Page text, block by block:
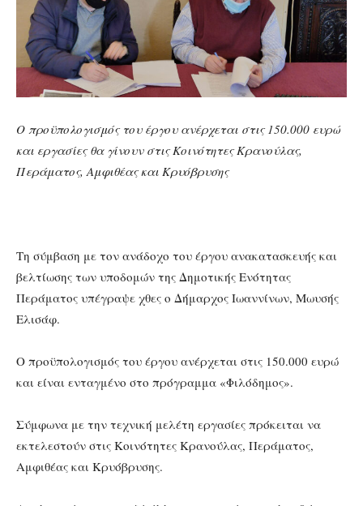
Ο προϋπολογισμός του έργου ανέρχεται στις 150.000 ευρώ
και εργασίες θα γίνουν στις Κοινότητες Κρανούλας,
Περάματος, Αμφιθέας και Κρυόβρυσης
Τη σύμβαση με τον ανάδοχο του έργου ανακατασκευής και
βελτίωσης των υποδομών της Δημοτικής Ενότητας
Περάματος υπέγραψε χθες ο Δήμαρχος Ιωαννίνων, Μωυσής
Ελισάφ.
Ο προϋπολογισμός του έργου ανέρχεται στις 150.000 ευρώ
και είναι ενταγμένο στο πρόγραμμα «Φιλόδημος».
Σύμφωνα με την τεχνική μελέτη εργασίες πρόκειται να
εκτελεστούν στις Κοινότητες Κρανούλας, Περάματος,
Αμφιθέας και Κρυόβρυσης.